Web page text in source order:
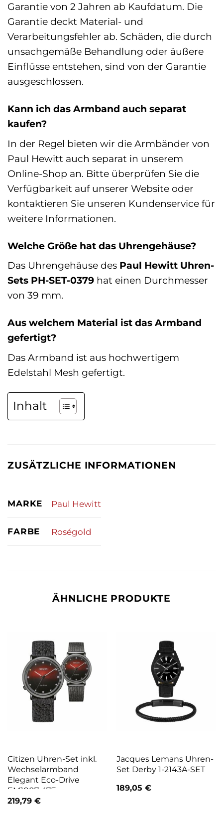
Garantie von 2 Jahren ab Kaufdatum. Die
Garantie deckt Material- und
Verarbeitungsfehler ab. Schäden, die durch
unsachgemäße Behandlung oder äußere
Einflüsse entstehen, sind von der Garantie
ausgeschlossen.
Kann ich das Armband auch separat
kaufen?
In der Regel bieten wir die Armbänder von
Paul Hewitt auch separat in unserem
Online-Shop an. Bitte überprüfen Sie die
Verfügbarkeit auf unserer Website oder
kontaktieren Sie unseren Kundenservice für
weitere Informationen.
Welche Größe hat das Uhrengehäuse?
Das Uhrengehäuse des Paul Hewitt Uhren-
Sets PH-SET-0379 hat einen Durchmesser
von 39 mm.
Aus welchem Material ist das Armband
gefertigt?
Das Armband ist aus hochwertigem
Edelstahl Mesh gefertigt.
Inhalt
ZUSÄTZLICHE INFORMATIONEN
MARKE Paul Hewitt
FARBE Roségold
ÄHNLICHE PRODUKTE
Citizen Uhren-Set inkl.
Wechselarmband
Elegant Eco-Drive
EM1007-47E
219,79 €
Jacques Lemans Uhren-
Set Derby 1-2143A-SET
189,05 €